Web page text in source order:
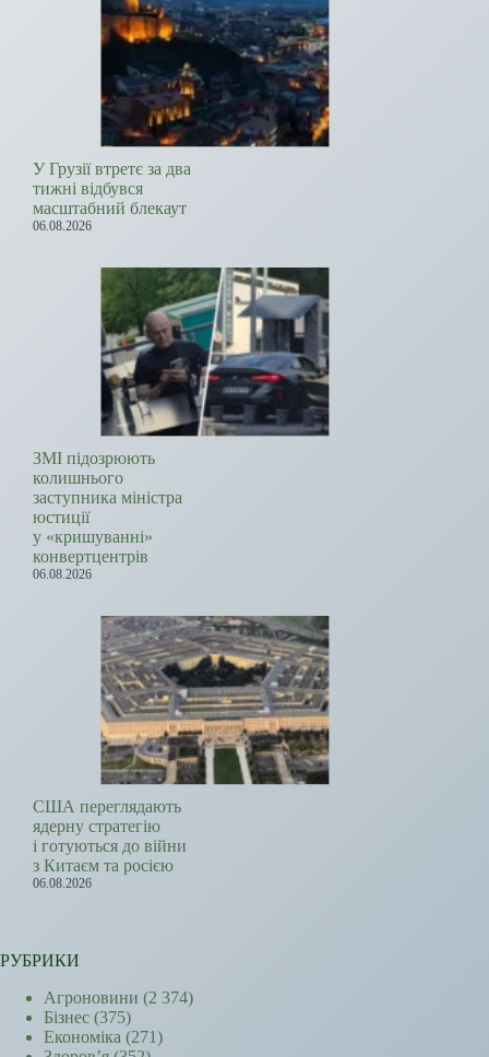
У Грузії втретє за два
тижні відбувся
масштабний блекаут
06.08.2026
ЗМІ підозрюють
колишнього
заступника міністра
юстиції
у «кришуванні»
конвертцентрів
06.08.2026
США переглядають
ядерну стратегію
і готуються до війни
з Китаєм та росією
06.08.2026
РУБРИКИ
Агроновини (2 374)
Бізнес (375)
Економіка (271)